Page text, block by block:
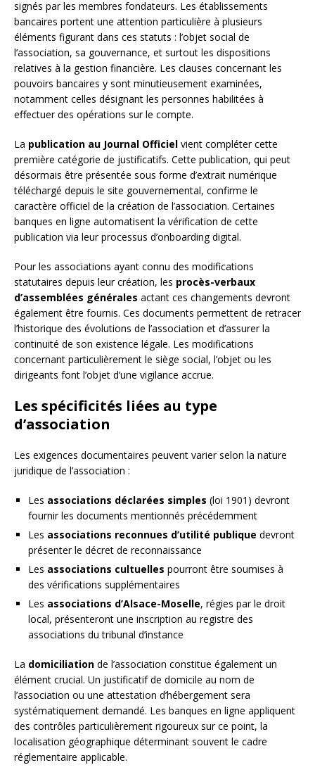
signés par les membres fondateurs. Les établissements
bancaires portent une attention particulière à plusieurs
éléments figurant dans ces statuts : l’objet social de
l’association, sa gouvernance, et surtout les dispositions
relatives à la gestion financière. Les clauses concernant les
pouvoirs bancaires y sont minutieusement examinées,
notamment celles désignant les personnes habilitées à
effectuer des opérations sur le compte.
La publication au Journal Officiel vient compléter cette
première catégorie de justificatifs. Cette publication, qui peut
désormais être présentée sous forme d’extrait numérique
téléchargé depuis le site gouvernemental, confirme le
caractère officiel de la création de l’association. Certaines
banques en ligne automatisent la vérification de cette
publication via leur processus d’onboarding digital.
Pour les associations ayant connu des modifications
statutaires depuis leur création, les procès-verbaux
d’assemblées générales actant ces changements devront
également être fournis. Ces documents permettent de retracer
l’historique des évolutions de l’association et d’assurer la
continuité de son existence légale. Les modifications
concernant particulièrement le siège social, l’objet ou les
dirigeants font l’objet d’une vigilance accrue.
Les spécificités liées au type
d’association
Les exigences documentaires peuvent varier selon la nature
juridique de l’association :
Les associations déclarées simples (loi 1901) devront
fournir les documents mentionnés précédemment
Les associations reconnues d’utilité publique devront
présenter le décret de reconnaissance
Les associations cultuelles pourront être soumises à
des vérifications supplémentaires
Les associations d’Alsace-Moselle, régies par le droit
local, présenteront une inscription au registre des
associations du tribunal d’instance
La domiciliation de l’association constitue également un
élément crucial. Un justificatif de domicile au nom de
l’association ou une attestation d’hébergement sera
systématiquement demandé. Les banques en ligne appliquent
des contrôles particulièrement rigoureux sur ce point, la
localisation géographique déterminant souvent le cadre
réglementaire applicable.